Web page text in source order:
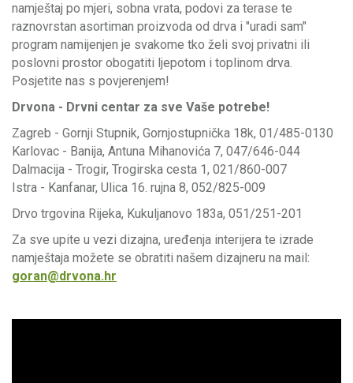
namještaj po mjeri, sobna vrata, podovi za terase te
raznovrstan asortiman proizvoda od drva i "uradi sam"
program namijenjen je svakome tko želi svoj privatni ili
poslovni prostor obogatiti ljepotom i toplinom drva.
Posjetite nas s povjerenjem!
Drvona - Drvni centar za sve Vaše potrebe!
Zagreb - Gornji Stupnik, Gornjostupnička 18k, 01/485-0130
Karlovac - Banija, Antuna Mihanovića 7, 047/646-044
Dalmacija - Trogir, Trogirska cesta 1, 021/860-007
Istra - Kanfanar, Ulica 16. rujna 8, 052/825-009
Drvo trgovina Rijeka, Kukuljanovo 183a, 051/251-201
Za sve upite u vezi dizajna, uređenja interijera te izrade
namještaja možete se obratiti našem dizajneru na mail:
goran@drvona.hr